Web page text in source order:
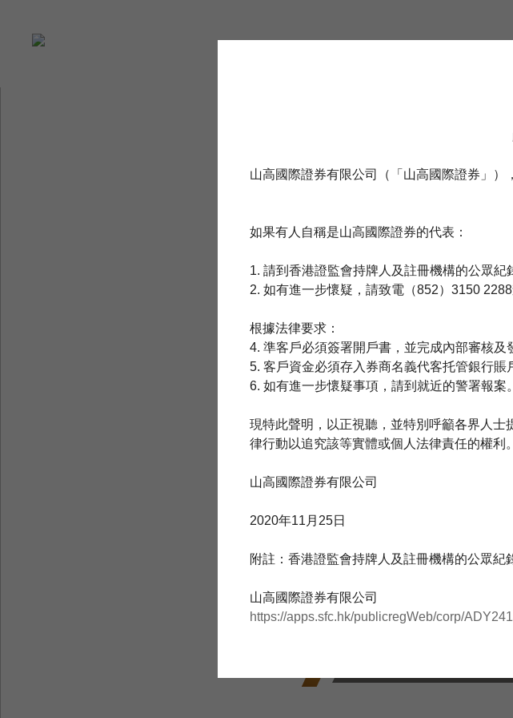
山高國際證券有限公司（「山高國際證券」）
如果有人自稱是山高國際證券的代表：
1. 請到香港證監會持牌人及註冊機構的公眾紀
2. 如有進一步懷疑，請致電（852）3150 2288
根據法律要求：
4. 準客戶必須簽署開戶書，並完成內部審核及
5. 客戶資金必須存入券商名義代客托管銀行賬
6. 如有進一步懷疑事項，請到就近的警署報案。
現特此聲明，以正視聽，並特別呼籲各界人
律行動以追究該等實體或個人法律責任的權利。
山高國際證券有限公司
2020年11月25日
附註：香港證監會持牌人及註冊機構的公眾紀
山高國際證券有限公司
https://apps.sfc.hk/publicregWeb/corp/